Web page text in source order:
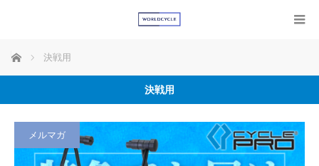
ホーム 決戦用
決戦用
メルマガ